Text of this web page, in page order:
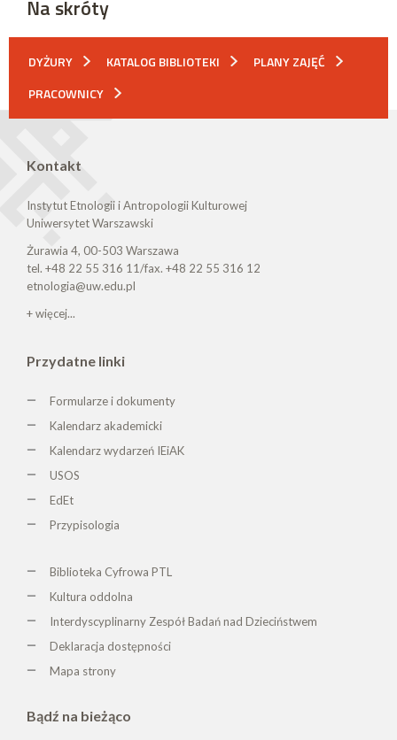
Na skróty
DYŻURY KATALOG BIBLIOTEKI
PLANY ZAJĘĆ
PRACOWNICY
Kontakt
Instytut Etnologii i Antropologii Kulturowej
Uniwersytet Warszawski
Żurawia 4, 00-503 Warszawa
tel. +48 22 55 316 11/fax. +48 22 55 316 12
etnologia@uw.edu.pl
+ więcej...
Przydatne linki
Formularze i dokumenty
Kalendarz akademicki
Kalendarz wydarzeń IEiAK
USOS
EdEt
Przypisologia
Biblioteka Cyfrowa PTL
Kultura oddolna
Interdyscyplinarny Zespół Badań nad Dzieciństwem
Deklaracja dostępności
Mapa strony
Bądź na bieżąco